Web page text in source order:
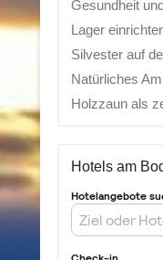
Gesundheit
Lager
Silvester auf
Natürliches
Holzzaun als
Hotels am